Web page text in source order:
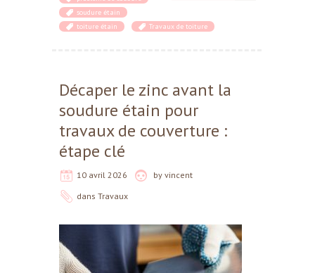
soudure étain
toiture étain
Travaux de toiture
Décaper le zinc avant la
soudure étain pour
travaux de couverture :
étape clé
10 avril 2026 by vincent
dans Travaux